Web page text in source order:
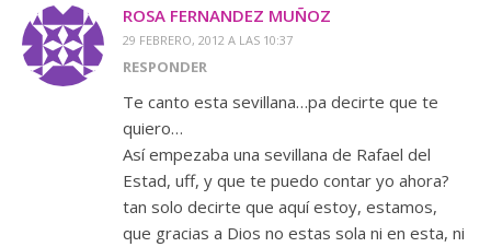
ROSA FERNANDEZ MUÑOZ
29 FEBRERO, 2012 A LAS 10:37
RESPONDER
Te canto esta sevillana…pa decirte que te
quiero…
Así empezaba una sevillana de Rafael del
Estad, uff, y que te puedo contar yo ahora?
tan solo decirte que aquí estoy, estamos,
que gracias a Dios no estas sola ni en esta, ni